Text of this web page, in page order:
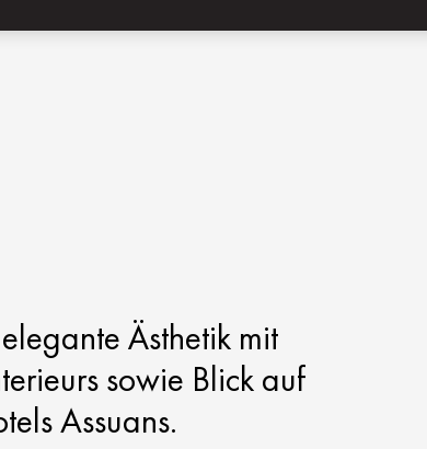
Ästhetik mit
sowie Blick auf
Assuans.